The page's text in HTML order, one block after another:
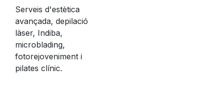
Serveis d'estètica
avançada, depilació
làser, Indiba,
microblading,
fotorejoveniment i
pilates clínic.